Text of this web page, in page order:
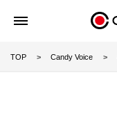
TOP Candy Voice